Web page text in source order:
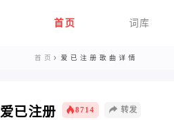
首页 词库
首页 爱已注册歌曲详情
爱已注册 8714 转发